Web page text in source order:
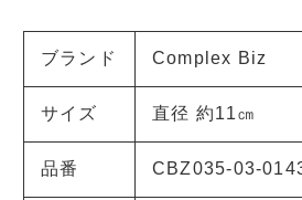
ブランド Complex Biz
サイズ 直径 約11㎝
品番 CBZ035-03-